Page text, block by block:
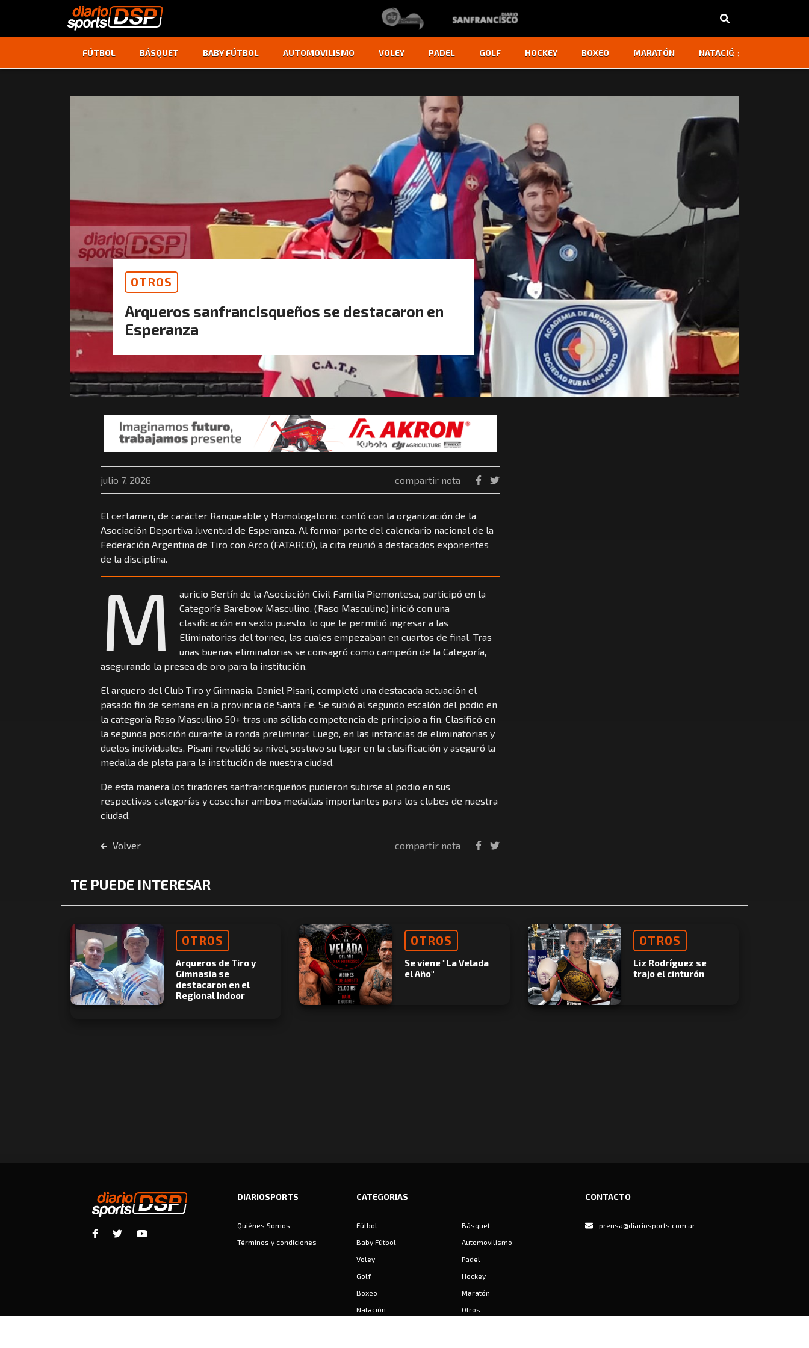
FÚTBOL BÁSQUET BABY FÚTBOL AUTOMOVILISMO VOLEY PADEL GOLF HOCKEY BOXEO MARATÓN NATACIÓN
‹ ›
OTROS
Arqueros sanfrancisqueños se destacaron en
Esperanza
julio 7, 2026 compartir nota
El certamen, de carácter Ranqueable y Homologatorio, contó con la organización de la
Asociación Deportiva Juventud de Esperanza. Al formar parte del calendario nacional de la
Federación Argentina de Tiro con Arco (FATARCO), la cita reunió a destacados exponentes
de la disciplina.
M
auricio Bertín de la Asociación Civil Familia Piemontesa, participó en la
Categoría Barebow Masculino, (Raso Masculino) inició con una
clasificación en sexto puesto, lo que le permitió ingresar a las
Eliminatorias del torneo, las cuales empezaban en cuartos de final. Tras
unas buenas eliminatorias se consagró como campeón de la Categoría,
asegurando la presea de oro para la institución.
El arquero del Club Tiro y Gimnasia, Daniel Pisani, completó una destacada actuación el
pasado fin de semana en la provincia de Santa Fe. Se subió al segundo escalón del podio en
la categoría Raso Masculino 50+ tras una sólida competencia de principio a fin. Clasificó en
la segunda posición durante la ronda preliminar. Luego, en las instancias de eliminatorias y
duelos individuales, Pisani revalidó su nivel, sostuvo su lugar en la clasificación y aseguró la
medalla de plata para la institución de nuestra ciudad.
De esta manera los tiradores sanfrancisqueños pudieron subirse al podio en sus
respectivas categorías y cosechar ambos medallas importantes para los clubes de nuestra
ciudad.
Volver compartir nota
TE PUEDE INTERESAR
OTROS
Arqueros de Tiro y
Gimnasia se
destacaron en el
Regional Indoor
OTROS
Se viene "La Velada
el Año"
OTROS
Liz Rodríguez se
trajo el cinturón
DIARIOSPORTS
Quiénes Somos
Términos y condiciones
CATEGORIAS
Fútbol
Básquet
Baby Fútbol
Automovilismo
Voley
Padel
Golf
Hockey
Boxeo
Maratón
Natación
Otros
CONTACTO
prensa@diariosports.com.ar